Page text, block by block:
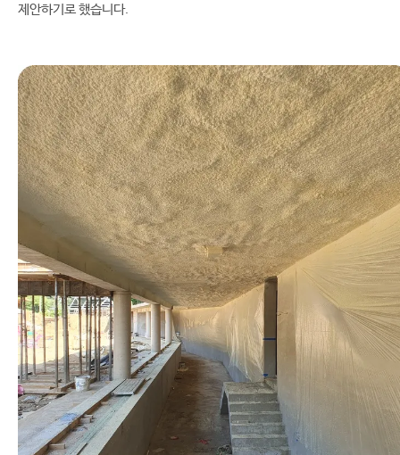
제안하기로 했습니다.